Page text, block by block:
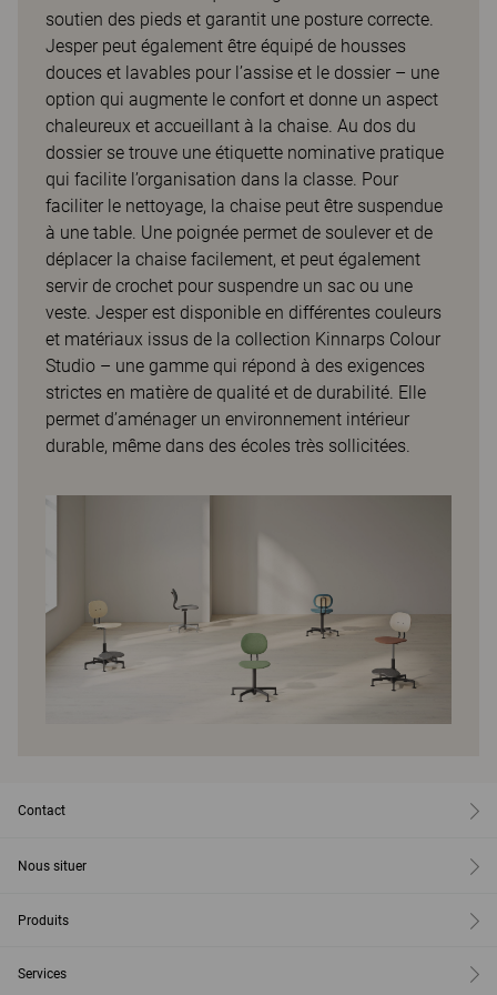
soutien des pieds et garantit une posture correcte.
Jesper peut également être équipé de housses
douces et lavables pour l’assise et le dossier – une
option qui augmente le confort et donne un aspect
chaleureux et accueillant à la chaise. Au dos du
dossier se trouve une étiquette nominative pratique
qui facilite l’organisation dans la classe. Pour
faciliter le nettoyage, la chaise peut être suspendue
à une table. Une poignée permet de soulever et de
déplacer la chaise facilement, et peut également
servir de crochet pour suspendre un sac ou une
veste. Jesper est disponible en différentes couleurs
et matériaux issus de la collection Kinnarps Colour
Studio – une gamme qui répond à des exigences
strictes en matière de qualité et de durabilité. Elle
permet d’aménager un environnement intérieur
durable, même dans des écoles très sollicitées.
Contact
Nous situer
Produits
Services